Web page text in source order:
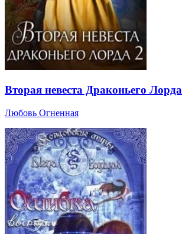
Вторая невеста Драконьего
Любовь Огненная